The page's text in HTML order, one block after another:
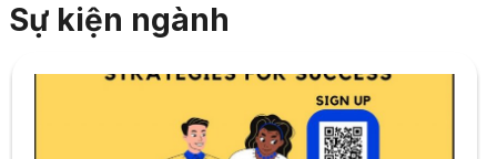
Sự kiện ngành